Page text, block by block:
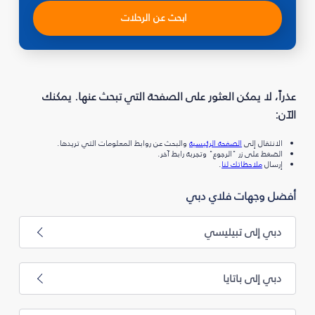
ابحث عن الرحلات
عذراً، لا يمكن العثور على الصفحة التي تبحث عنها. يمكنك
الآن:
الانتقال إلىالصفحة الرئيسيةوالبحث عن روابط المعلومات التي تريدها.
الضغط على زر "الرجوع" وتجربة رابط آخر.
إرسالملاحظاتك لنا.
أفضل وجهات فلاي دبي
دبي إلى تبيليسي
دبي إلى باتايا